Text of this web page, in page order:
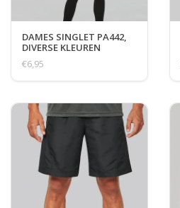
DAMES SINGLET PA442,
DIVERSE KLEUREN
€6,95